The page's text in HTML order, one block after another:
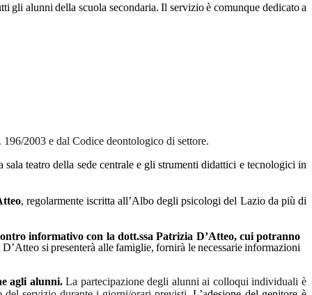
gli alunni della scuola secondaria. Il servizio è comunque dedicato a
2003 e dal Codice deontologico di settore.
sala teatro della sede centrale e gli strumenti didattici e tecnologici in
, regolarmente iscritta all’Albo degli psicologi del Lazio da più di
informativo con la dott.ssa Patrizia D’Atteo, cui potranno
D’Atteo si presenterà alle famiglie, fornirà le necessarieinformazioni
agli alunni.La partecipazione degli alunni ai colloqui individuali è